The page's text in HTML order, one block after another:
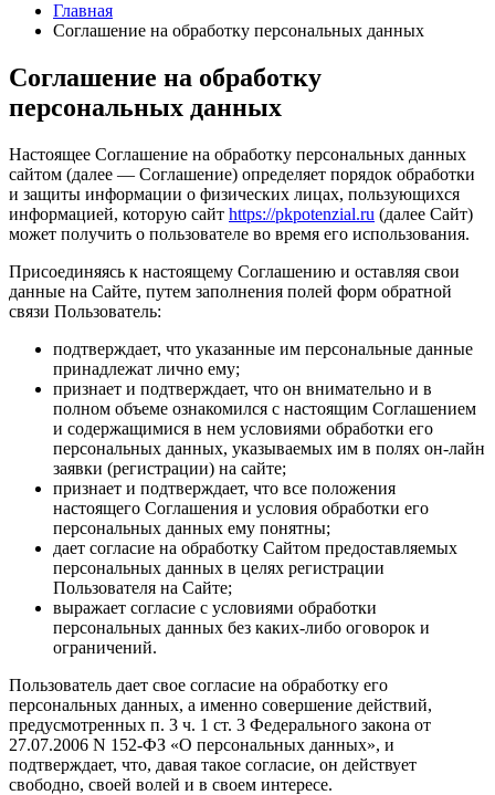
Главная
Соглашение на обработку персональных данных
Соглашение на обработку
персональных данных
Настоящее Соглашение на обработку персональных данных
сайтом (далее — Соглашение) определяет порядок обработки
и защиты информации о физических лицах, пользующихся
информацией, которую сайт https://pkpotenzial.ru (далее Сайт)
может получить о пользователе во время его использования.
Присоединяясь к настоящему Соглашению и оставляя свои
данные на Сайте, путем заполнения полей форм обратной
связи Пользователь:
подтверждает, что указанные им персональные данные
принадлежат лично ему;
признает и подтверждает, что он внимательно и в
полном объеме ознакомился с настоящим Соглашением
и содержащимися в нем условиями обработки его
персональных данных, указываемых им в полях он-лайн
заявки (регистрации) на сайте;
признает и подтверждает, что все положения
настоящего Соглашения и условия обработки его
персональных данных ему понятны;
дает согласие на обработку Сайтом предоставляемых
персональных данных в целях регистрации
Пользователя на Сайте;
выражает согласие с условиями обработки
персональных данных без каких-либо оговорок и
ограничений.
Пользователь дает свое согласие на обработку его
персональных данных, а именно совершение действий,
предусмотренных п. 3 ч. 1 ст. 3 Федерального закона от
27.07.2006 N 152-ФЗ «О персональных данных», и
подтверждает, что, давая такое согласие, он действует
свободно, своей волей и в своем интересе.